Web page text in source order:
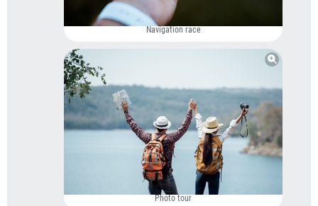
Navigation race
Photo tour